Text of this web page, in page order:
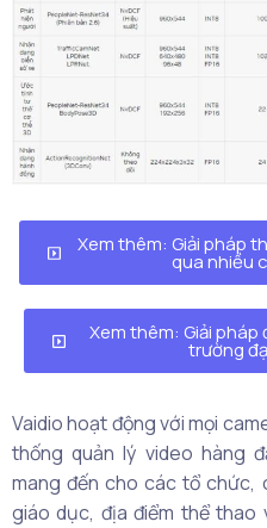
Xem thêm: Giải pháp
qua nhiều
Xem thêm: Giải
trường
Vaidio hoạt động với mọi
thống quản lý video hàng
mang đến cho các tổ chức,
giáo dục, địa điểm thể thao